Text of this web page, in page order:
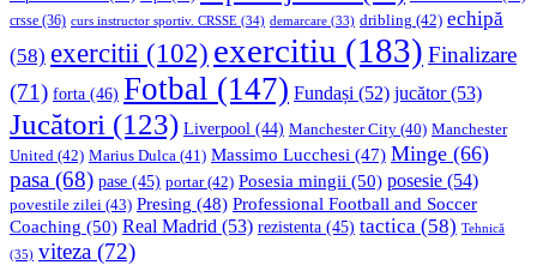
crsse (36) curs instructor sportiv. CRSSE (34) demarcare (33) dribling (42) echipă
(58) exercitii (102) exercitiu (183) Finalizare
(71) forta (46) Fotbal (147) Fundași (52) jucător(53)
Jucători (123) Liverpool (44) Manchester City (40) Manchester
United (42) Marius Dulca (41) Massimo Lucchesi (47) Minge (66)
pasa (68) pase (45) portar(42) Posesia mingii (50) posesie (54)
povestile zilei (43) Presing (48) Professional Football and Soccer
Coaching (50) Real Madrid (53) rezistenta (45) tactica (58) Tehnică
(35) viteza (72)